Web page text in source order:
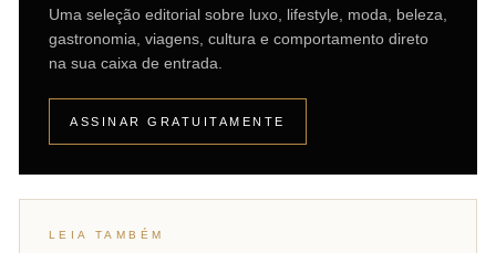
Uma seleção editorial sobre luxo, lifestyle, moda, beleza,
gastronomia, viagens, cultura e comportamento direto
na sua caixa de entrada.
ASSINAR GRATUITAMENTE
LEIA TAMBÉM